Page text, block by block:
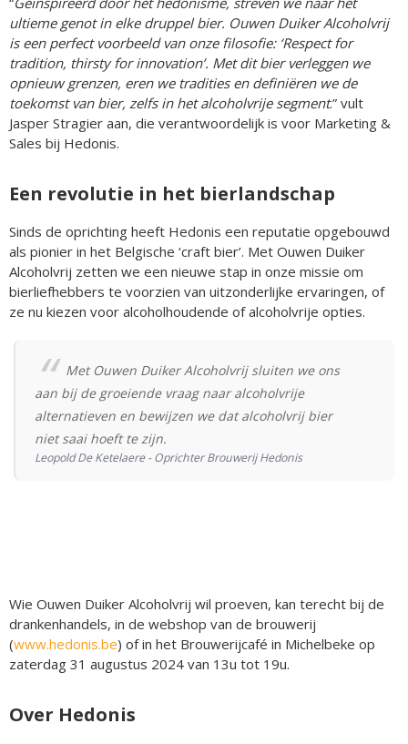
ultieme genot in elke druppel bier. Ouwen Duiker Alcoholvrij
is een perfect voorbeeld van onze filosofie: ‘Respect for
tradition, thirsty for innovation’. Met dit bier verleggen we
opnieuw grenzen, eren we tradities en definiëren we de
toekomst van bier, zelfs in het alcoholvrije segment.” vult
Jasper Stragier aan, die verantwoordelijk is voor Marketing &
Sales bij Hedonis.
Een revolutie in het bierlandschap
Sinds de oprichting heeft Hedonis een reputatie opgebouwd
als pionier in het Belgische ‘craft bier’. Met Ouwen Duiker
Alcoholvrij zetten we een nieuwe stap in onze missie om
bierliefhebbers te voorzien van uitzonderlijke ervaringen, of
ze nu kiezen voor alcoholhoudende of alcoholvrije opties.
Met Ouwen Duiker Alcoholvrij sluiten we ons
aan bij de groeiende vraag naar alcoholvrije
alternatieven en bewijzen we dat alcoholvrij bier
niet saai hoeft te zijn.
Leopold De Ketelaere - Oprichter Brouwerij Hedonis
Wie Ouwen Duiker Alcoholvrij wil proeven, kan terecht bij de
drankenhandels, in de webshop van de brouwerij
(www.hedonis.be) of in het Brouwerijcafé in Michelbeke op
zaterdag 31 augustus 2024 van 13u tot 19u.
Over Hedonis